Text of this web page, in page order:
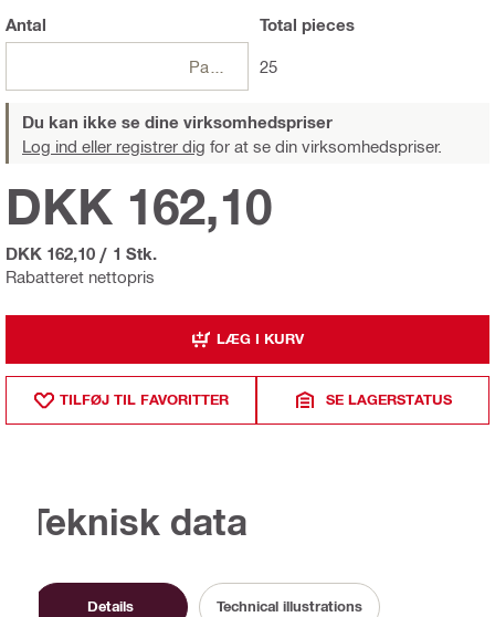
Antal Total pieces
25
Du kan ikke se dine virksomhedspriser
Log ind eller registrer dig for at se din virksomhedspriser.
Rabatteret nettopris
DKK 162,10
DKK 162,10 / 1 Stk.
LÆG I KURV
TILFØJ TIL FAVORITTER SE LAGERSTATUS
Teknisk data
Details Technical illustrations